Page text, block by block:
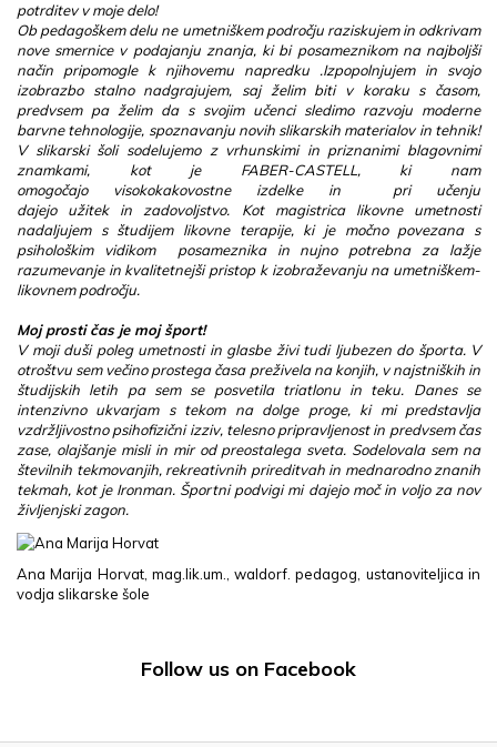
potrditev v moje delo!
Ob pedagoškem delu ne umetniškem področju raziskujem in odkrivam
nove smernice v podajanju znanja, ki bi posameznikom na najboljši
način pripomogle k njihovemu napredku .Izpopolnjujem in svojo
izobrazbo stalno nadgrajujem, saj želim biti v koraku s časom,
predvsem pa želim da s svojim učenci sledimo razvoju moderne
barvne tehnologije, spoznavanju novih slikarskih materialov in tehnik!
V slikarski šoli sodelujemo z vrhunskimi in priznanimi blagovnimi
znamkami, kot je FABER-CASTELL, ki nam
omogočajo visokokakovostne izdelke in pri učenju
dajejo užitek in zadovoljstvo. Kot magistrica likovne umetnosti
nadaljujem s študijem likovne terapije, ki je močno povezana s
psihološkim vidikom posameznika in nujno potrebna za lažje
razumevanje in kvalitetnejši pristop k izobraževanju na umetniškem-
likovnem področju.
Moj prosti čas je moj šport!
V moji duši poleg umetnosti in glasbe živi tudi ljubezen do športa. V
otroštvu sem večino prostega časa preživela na konjih, v najstniških in
študijskih letih pa sem se posvetila triatlonu in teku. Danes se
intenzivno ukvarjam s tekom na dolge proge, ki mi predstavlja
vzdržljivostno psihofizični izziv, telesno pripravljenost in predvsem čas
zase, olajšanje misli in mir od preostalega sveta. Sodelovala sem na
številnih tekmovanjih, rekreativnih prireditvah in mednarodno znanih
tekmah, kot je Ironman. Športni podvigi mi dajejo moč in voljo za nov
življenjski zagon.
Ana Marija Horvat, mag.lik.um., waldorf. pedagog, ustanoviteljica in
vodja slikarske šole
Follow us on Facebook